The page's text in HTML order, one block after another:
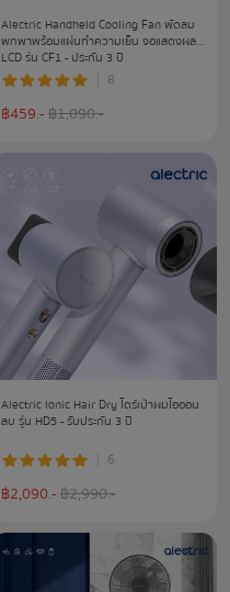
Alectric Handheld Cooling Fan พัดลม
พกพาพร้อมแผ่นทำความเย็น จอแสดงผล
LCD รุ่น CF1 - ประกัน 3 ปี
8
฿459.-฿1,090.-
Alectric lonic Hair Dry ไดร์เป่าผมไอออน
ลบ รุ่น HD5 - รับประกัน 3 ปี
6
฿2,090.-฿2,990.-